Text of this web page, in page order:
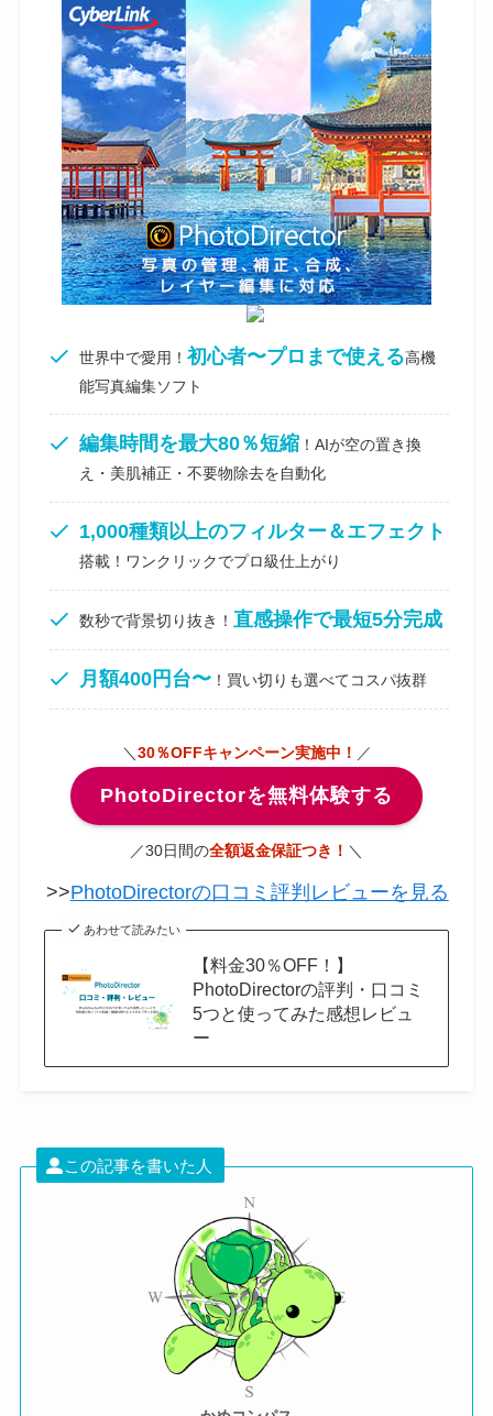
世界中で愛用！ 初心者〜プロまで使える高機
能写真編集ソフト
編集時間を最大80％短縮！AIが空の置き換
え・美肌補正・不要物除去を自動化
1,000種類以上のフィルター＆エフェクト
搭載！ワンクリックでプロ級仕上がり
数秒で背景切り抜き！ 直感操作で最短5分完成
月額400円台〜！買い切りも選べてコスパ抜群
＼ 30％OFFキャンペーン実施中！ ／
PhotoDirectorを無料体験する
／30日間の全額返金保証つき！ ＼
>>PhotoDirectorの口コミ評判レビューを見る
あわせて読みたい
【料金30％OFF！】
PhotoDirectorの評判・口コミ
5つと使ってみた感想レビュ
ー
この記事を書いた人